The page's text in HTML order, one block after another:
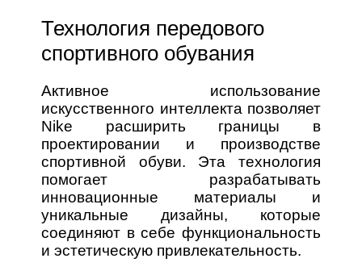
Технология передового
спортивного обувания
Активное использование
искусственного интеллекта позволяет
Nike расширить границы в
проектировании и производстве
спортивной обуви. Эта технология
помогает разрабатывать
инновационные материалы и
уникальные дизайны, которые
соединяют в себе функциональность
и эстетическую привлекательность.